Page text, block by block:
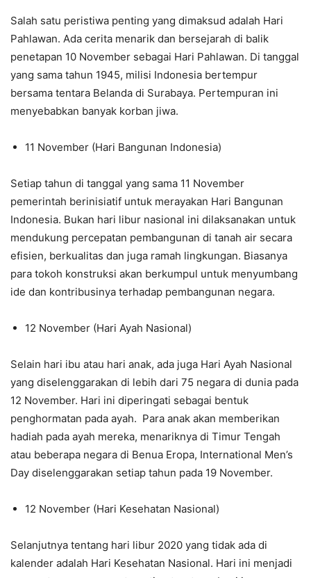
Salah satu peristiwa penting yang dimaksud adalah Hari
Pahlawan. Ada cerita menarik dan bersejarah di balik
penetapan 10 November sebagai Hari Pahlawan. Di tanggal
yang sama tahun 1945, milisi Indonesia bertempur
bersama tentara Belanda di Surabaya. Pertempuran ini
menyebabkan banyak korban jiwa.
11 November (Hari Bangunan Indonesia)
Setiap tahun di tanggal yang sama 11 November
pemerintah berinisiatif untuk merayakan Hari Bangunan
Indonesia. Bukan hari libur nasional ini dilaksanakan untuk
mendukung percepatan pembangunan di tanah air secara
efisien, berkualitas dan juga ramah lingkungan. Biasanya
para tokoh konstruksi akan berkumpul untuk menyumbang
ide dan kontribusinya terhadap pembangunan negara.
12 November (Hari Ayah Nasional)
Selain hari ibu atau hari anak, ada juga Hari Ayah Nasional
yang diselenggarakan di lebih dari 75 negara di dunia pada
12 November. Hari ini diperingati sebagai bentuk
penghormatan pada ayah. Para anak akan memberikan
hadiah pada ayah mereka, menariknya di Timur Tengah
atau beberapa negara di Benua Eropa, International Men’s
Day diselenggarakan setiap tahun pada 19 November.
12 November (Hari Kesehatan Nasional)
Selanjutnya tentang hari libur 2020 yang tidak ada di
kalender adalah Hari Kesehatan Nasional. Hari ini menjadi